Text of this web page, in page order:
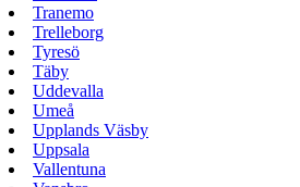
Tranemo
Trelleborg
Tyresö
Täby
Uddevalla
Umeå
Upplands Väsby
Uppsala
Vallentuna